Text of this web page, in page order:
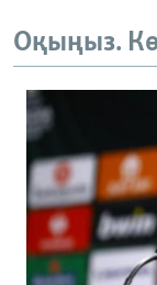
Оқыңыз.